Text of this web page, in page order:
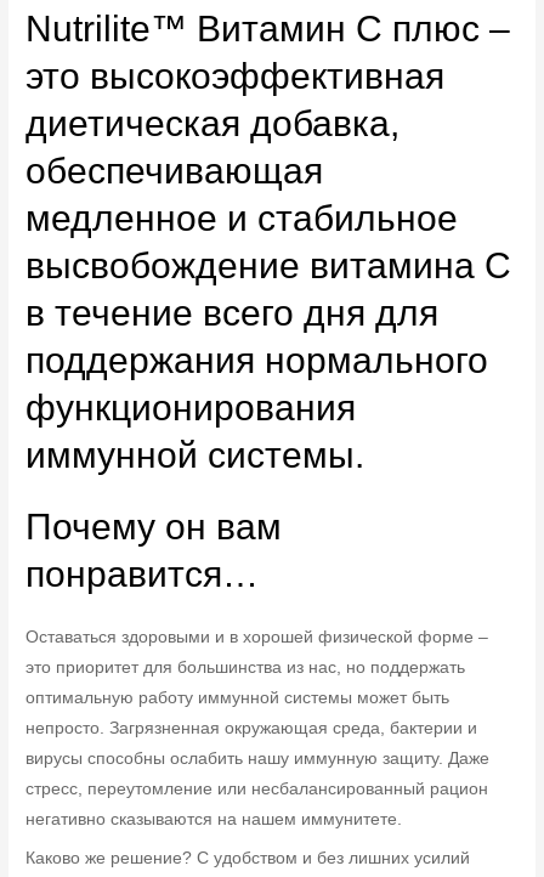
Nutrilite™ Витамин C плюс –
это высокоэффективная
диетическая добавка,
обеспечивающая
медленное и стабильное
высвобождение витамина C
в течение всего дня для
поддержания нормального
функционирования
иммунной системы.
Почему он вам
понравится…
Оставаться здоровыми и в хорошей физической форме –
это приоритет для большинства из нас, но поддержать
оптимальную работу иммунной системы может быть
непросто. Загрязненная окружающая среда, бактерии и
вирусы способны ослабить нашу иммунную защиту. Даже
стресс, переутомление или несбалансированный рацион
негативно сказываются на нашем иммунитете.
Каково же решение? С удобством и без лишних усилий